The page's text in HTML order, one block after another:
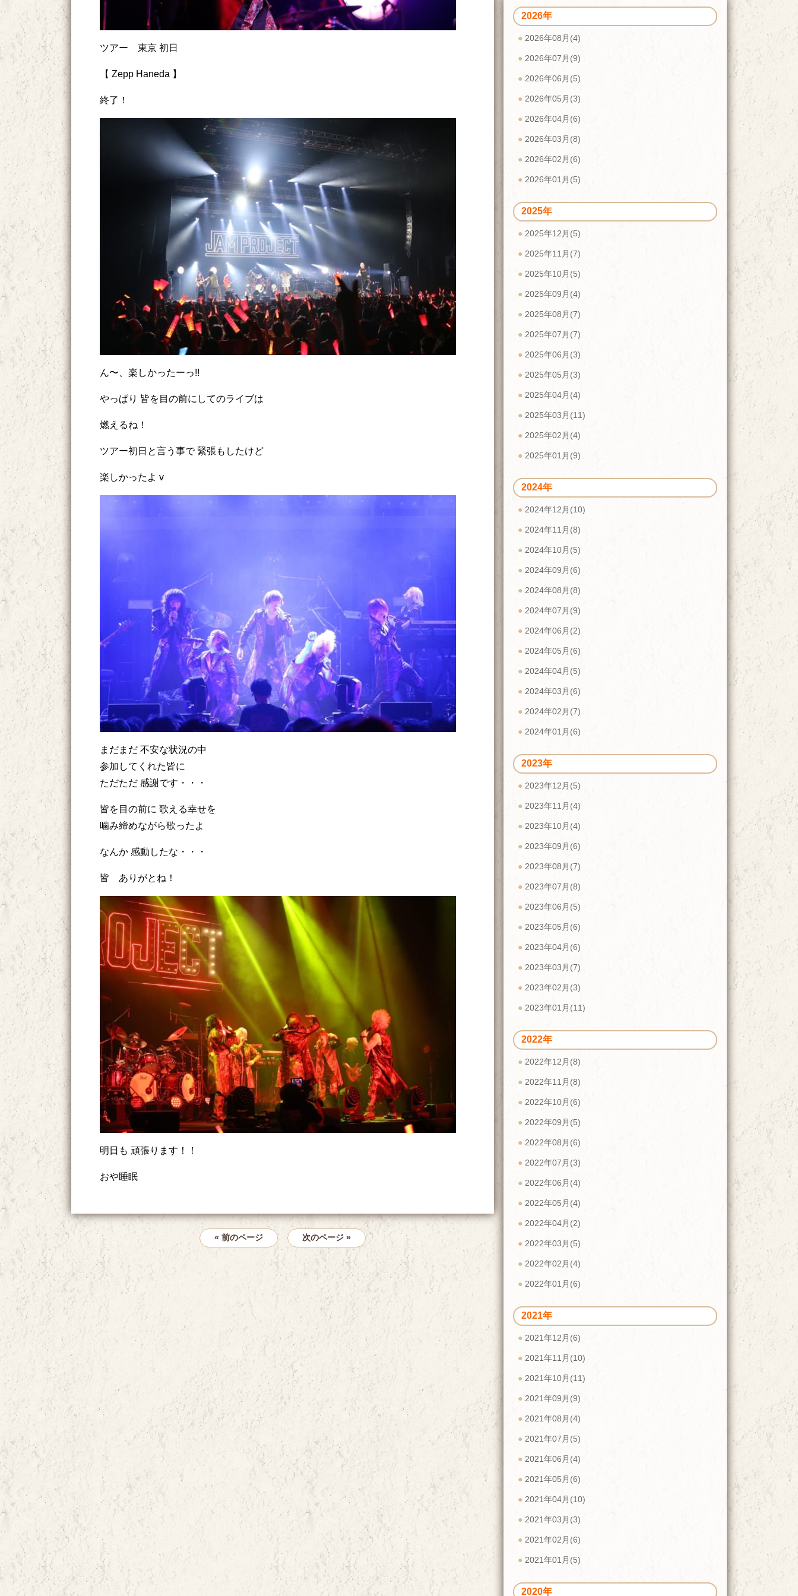
ツアー 東京 初日
【 Zepp Haneda 】
終了！
ん〜、楽しかったーっ!!
やっぱり 皆を目の前にしてのライブは
燃えるね！
ツアー初日と言う事で 緊張もしたけど
楽しかったよ v
まだまだ 不安な状況の中
参加してくれた皆に
ただただ 感謝です・・・
皆を目の前に 歌える幸せを
噛み締めながら歌ったよ
なんか 感動したな・・・
皆 ありがとね！
明日も 頑張ります！！
おや睡眠
« 前のページ 次のページ »
2026年
2026年08月(4)
2026年07月(9)
2026年06月(5)
2026年05月(3)
2026年04月(6)
2026年03月(8)
2026年02月(6)
2026年01月(5)
2025年
2025年12月(5)
2025年11月(7)
2025年10月(5)
2025年09月(4)
2025年08月(7)
2025年07月(7)
2025年06月(3)
2025年05月(3)
2025年04月(4)
2025年03月(11)
2025年02月(4)
2025年01月(9)
2024年
2024年12月(10)
2024年11月(8)
2024年10月(5)
2024年09月(6)
2024年08月(8)
2024年07月(9)
2024年06月(2)
2024年05月(6)
2024年04月(5)
2024年03月(6)
2024年02月(7)
2024年01月(6)
2023年
2023年12月(5)
2023年11月(4)
2023年10月(4)
2023年09月(6)
2023年08月(7)
2023年07月(8)
2023年06月(5)
2023年05月(6)
2023年04月(6)
2023年03月(7)
2023年02月(3)
2023年01月(11)
2022年
2022年12月(8)
2022年11月(8)
2022年10月(6)
2022年09月(5)
2022年08月(6)
2022年07月(3)
2022年06月(4)
2022年05月(4)
2022年04月(2)
2022年03月(5)
2022年02月(4)
2022年01月(6)
2021年
2021年12月(6)
2021年11月(10)
2021年10月(11)
2021年09月(9)
2021年08月(4)
2021年07月(5)
2021年06月(4)
2021年05月(6)
2021年04月(10)
2021年03月(3)
2021年02月(6)
2021年01月(5)
2020年